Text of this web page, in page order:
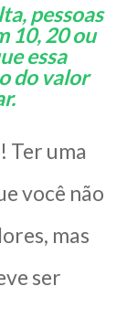
pessoas
10, 20 ou
essa
do valor
Ter uma
você não
mas
ser